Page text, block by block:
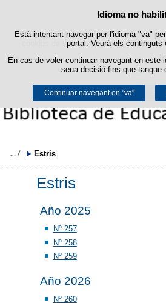
Política de
Este lloc web utilitza cookies pròpies
cookies de tercers per a obtindre
Podeu obtindre més informació en
legal.
Acceptar
Idioma no
Està intentant navegar per l'idioma "va"
portal. Veurà els continguts
En cas de voler continuar navegant en este
seua decisió fins que tanque
Continuar navegant en "va"
Passar
Estris
Estris
Año 2025
Nº 257
Nº 258
Nº 259
Año 2026
Nº 260